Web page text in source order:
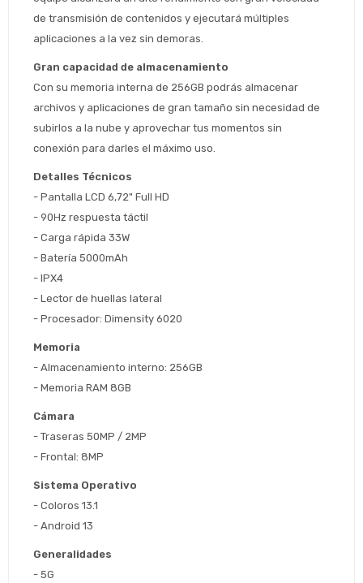
de transmisión de contenidos y ejecutará múltiples
aplicaciones a la vez sin demoras.
Gran capacidad de almacenamiento
Con su memoria interna de 256GB podrás almacenar
archivos y aplicaciones de gran tamaño sin necesidad de
subirlos a la nube y aprovechar tus momentos sin
conexión para darles el máximo uso.
Detalles Técnicos
- Pantalla LCD 6,72" Full HD
- 90Hz respuesta táctil
- Carga rápida 33W
- Batería 5000mAh
- IPX4
- Lector de huellas lateral
- Procesador: Dimensity 6020
Memoria
- Almacenamiento interno: 256GB
- Memoria RAM 8GB
Cámara
- Traseras 50MP / 2MP
- Frontal: 8MP
Sistema Operativo
- Coloros 13.1
- Android 13
Generalidades
- 5G
Después, hasta en 12
tarjeta de crédito
* sujeto aprobación crediticia
Cédula de identidad
Día
Estás calificado para comprar usando Pago
Seleccioná Pago Después como metodo
Parece que no tenes oferta, lamentamos
preguntas@pagodespues.com.uy
¡Algo salió mal!